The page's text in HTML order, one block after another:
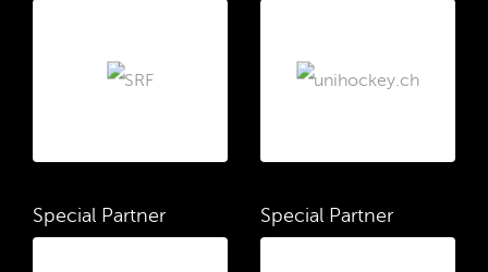
Special Partner Special Partner